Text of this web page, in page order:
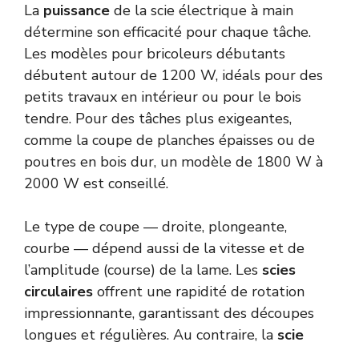
La puissance de la scie électrique à main
détermine son efficacité pour chaque tâche.
Les modèles pour bricoleurs débutants
débutent autour de 1200 W, idéals pour des
petits travaux en intérieur ou pour le bois
tendre. Pour des tâches plus exigeantes,
comme la coupe de planches épaisses ou de
poutres en bois dur, un modèle de 1800 W à
2000 W est conseillé.
Le type de coupe — droite, plongeante,
courbe — dépend aussi de la vitesse et de
l’amplitude (course) de la lame. Les scies
circulaires offrent une rapidité de rotation
impressionnante, garantissant des découpes
longues et régulières. Au contraire, la scie